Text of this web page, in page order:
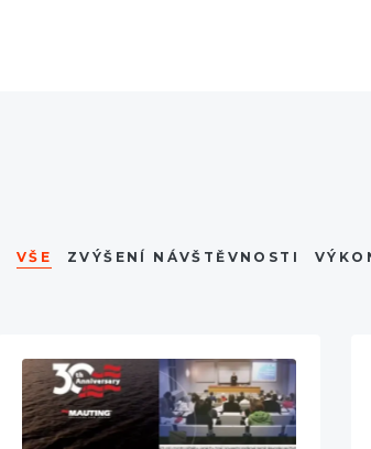
VŠE ZVÝŠENÍ NÁVŠTĚVNOSTI